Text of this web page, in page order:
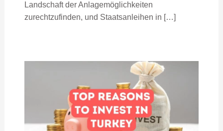
Landschaft der Anlagemöglichkeiten
zurechtzufinden, und Staatsanleihen in […]